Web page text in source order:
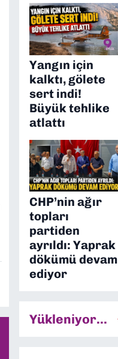
Yangın için
kalktı, gölete
sert indi!
Büyük tehlike
atlattı
CHP’nin ağır
topları
partiden
ayrıldı: Yaprak
dökümü devam
ediyor
Yükleniyor...